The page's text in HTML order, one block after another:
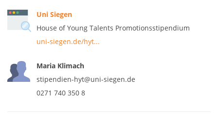
Uni Siegen
House of Young Talents Promotionsstipendium
uni-siegen.de/hyt...
Maria Klimach
stipendien-hyt@uni-siegen.de
0271 740 350 8